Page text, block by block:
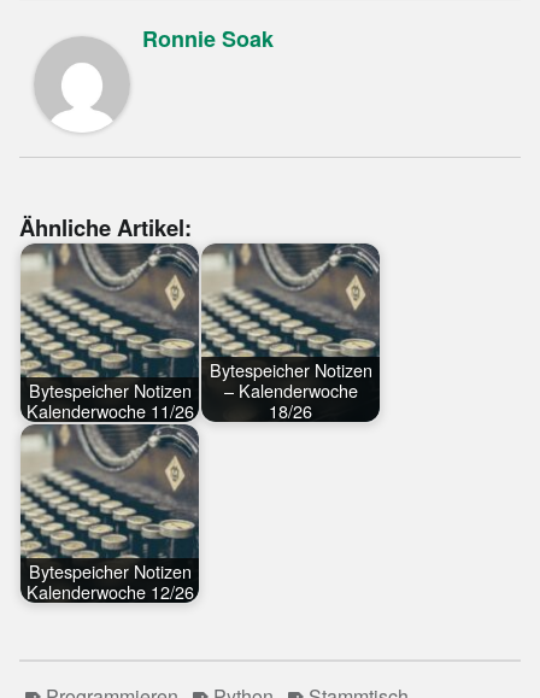
Ronnie Soak
Ähnliche Artikel:
Bytespeicher Notizen
Kalenderwoche 11/26
Bytespeicher Notizen
– Kalenderwoche
18/26
Bytespeicher Notizen
Kalenderwoche 12/26